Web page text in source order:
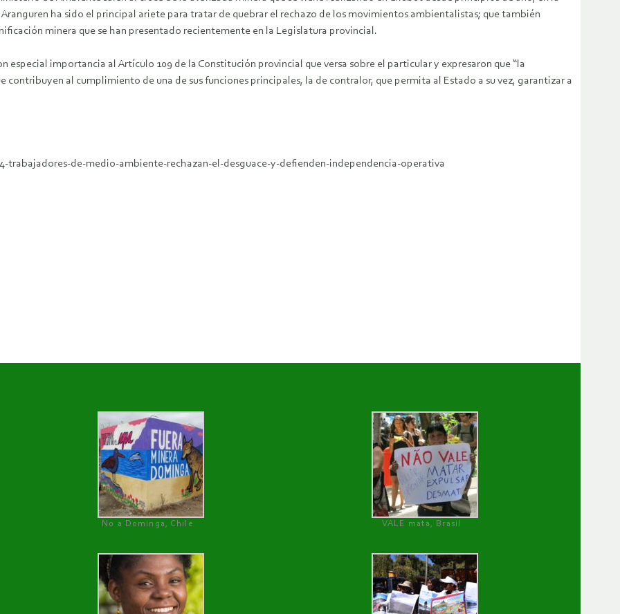
ha sido el principal ariete para tratar de quebrar el rechazo de los movimientos ambientalistas; que también
minera que se han presentado recientemente en la Legislatura provincial.
especial importancia al Artículo 109 de la Constitución provincial que versa sobre el particular y expresaron que “la
contribuyen al cumplimiento de una de sus funciones principales, la de contralor, que permita al Estado a su vez, garantizar a
de-medio-ambiente-rechazan-el-desguace-y-defienden-independencia-operativa
No a Dominga, Chile
VALE mata, Brasil